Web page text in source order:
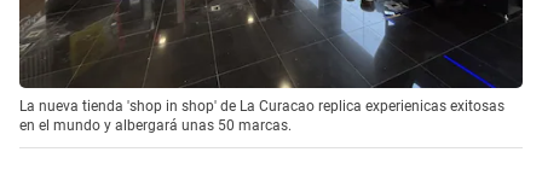
La nueva tienda 'shop in shop' de La Curacao replica experienicas exitosas
en el mundo y albergará unas 50 marcas.